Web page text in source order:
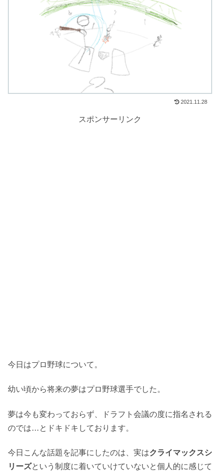
2021.11.28
スポンサーリンク
今日はプロ野球について。
幼い頃から将来の夢はプロ野球選手でした。
夢は今も変わっておらず、ドラフト会議の度に指名される
のでは…とドキドキしております。
今日こんな話題を記事にしたのは、実はクライマックスシ
リーズという制度に着いていけていないと個人的に感じて